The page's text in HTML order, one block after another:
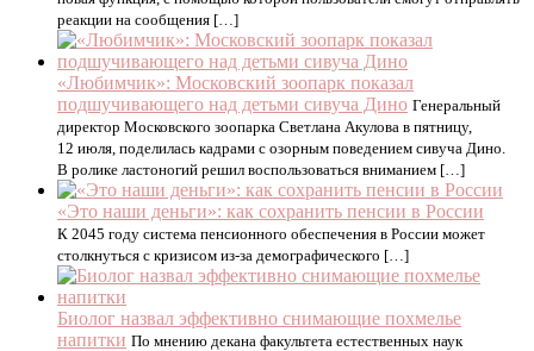
реакции на сообщения […]
«Любимчик»: Московский зоопарк показал
подшучивающего над детьми сивуча Дино Генеральный
директор Московского зоопарка Светлана Акулова в пятницу,
12 июля, поделилась кадрами с озорным поведением сивуча Дино.
В ролике ластоногий решил воспользоваться вниманием […]
«Это наши деньги»: как сохранить пенсии в России
К 2045 году система пенсионного обеспечения в России может
столкнуться с кризисом из-за демографического […]
Биолог назвал эффективно снимающие похмелье
напитки По мнению декана факультета естественных наук